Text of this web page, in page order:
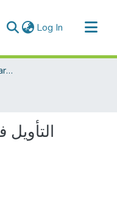
Log In (current)
Département de langue arabe